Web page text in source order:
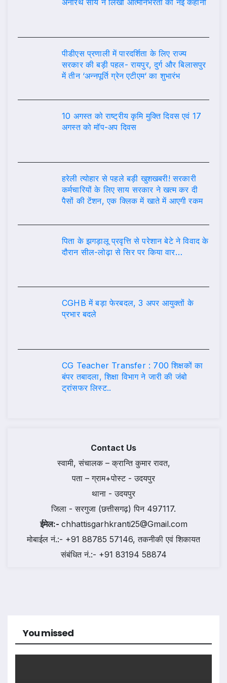
अनारथ साय ने लिखी आत्मनिर्भरता की नई कहानी
पीडीएस प्रणाली में पारदर्शिता के लिए राज्य
सरकार की बड़ी पहल- रायपुर, दुर्ग और बिलासपुर
में तीन ‘अन्नपूर्ति ग्रेन एटीएम‘ का शुभारंभ
10 अगस्त को राष्ट्रीय कृमि मुक्ति दिवस एवं 17
अगस्त को मॉप-अप दिवस
हरेली त्योहार से पहले बड़ी खुशखबरी! सरकारी
कर्मचारियों के लिए साय सरकार ने खत्म कर दी
पैसों की टेंशन, एक क्लिक में खाते में आएगी रकम
पिता के झगड़ालू प्रवृत्ति से परेशान बेटे ने विवाद के
दौरान सील-लोढ़ा से सिर पर किया वार…
CGHB में बड़ा फेरबदल, 3 अपर आयुक्तों के
प्रभार बदले
CG Teacher Transfer : 700 शिक्षकों का
बंपर तबादला, शिक्षा विभाग ने जारी की जंबो
ट्रांसफर लिस्ट..
Contact Us
स्वामी, संचालक – क्रान्ति कुमार रावत,
पता – ग्राम+पोस्ट - उदयपुर
थाना - उदयपुर
जिला - सरगुजा (छत्तीसगढ़) पिन 497117.
ईमेल:- chhattisgarhkranti25@Gmail.com
मोबाईल नं.:- +91 88785 57146, तकनीकी एवं शिकायत
संबंधित नं.:- +91 83194 58874
You missed